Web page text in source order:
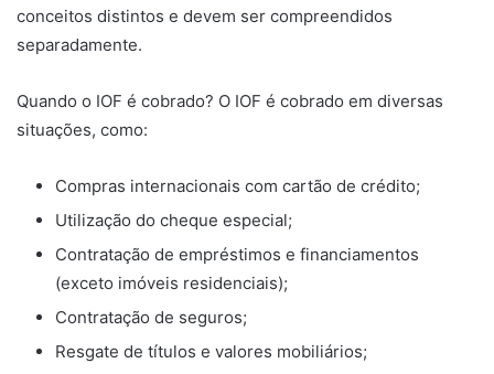
conceitos distintos e devem ser compreendidos
separadamente.
Quando o IOF é cobrado? O IOF é cobrado em diversas
situações, como:
Compras internacionais com cartão de crédito;
Utilização do cheque especial;
Contratação de empréstimos e financiamentos
(exceto imóveis residenciais);
Contratação de seguros;
Resgate de títulos e valores mobiliários;